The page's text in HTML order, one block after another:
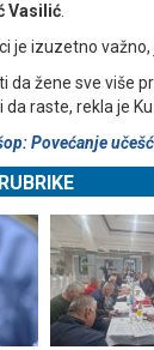
Vasilić.
je izuzetno
da žene sve više
raste, rekla je
Povećanje